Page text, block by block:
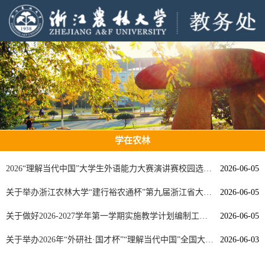
学在农林
2026-06-05
2026“理解当代中国”大学生外语能力大赛演讲赛校园选拔赛通...
2026-06-05
关于举办浙江农林大学“建行裕农通杯”第九届浙江省大学生乡...
2026-06-05
关于做好2026-2027学年第一学期实施教学计划编制工作的通知
2026-06-03
关于举办2026年“外研社·国才杯”“理解当代中国”全国大学生...